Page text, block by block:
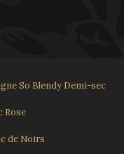
So Blendy Demi-sec
Rose
de Noirs